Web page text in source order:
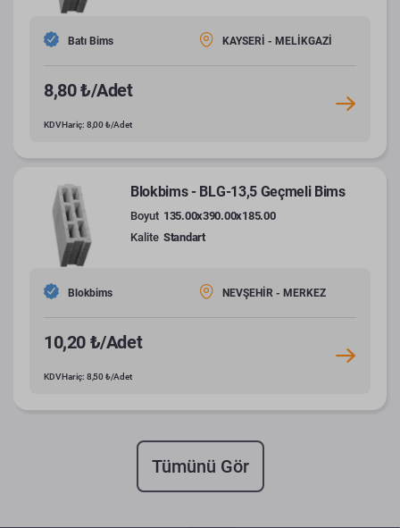
Batı Bims KAYSERİ - MELİKGAZİ
8,80 ₺/Adet
KDV Hariç: 8,00 ₺/Adet
Blokbims - BLG-13,5 Geçmeli Bims
Boyut 135.00x390.00x185.00
Kalite Standart
Blokbims NEVŞEHİR - MERKEZ
10,20 ₺/Adet
KDV Hariç: 8,50 ₺/Adet
Tümünü Gör